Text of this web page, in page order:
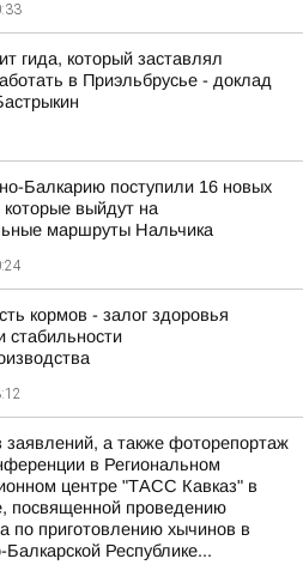
гида, который заставлял
в Приэльбрусье - доклад
Балкарию поступили 16 новых
которые выйдут на
маршруты Нальчика
кормов - залог здоровья
стабильности
заявлений, а также фоторепортаж
в Региональном
центре "ТАСС Кавказ" в
посвященной проведению
по приготовлению хычинов в
Республике...